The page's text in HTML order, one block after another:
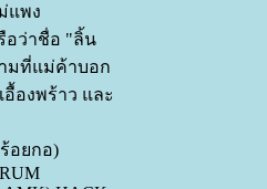
แพง
อว่าชื่อ "ลิ้น
มที่แม่ค้าบอก
องพร้าว และ
อยกอ)